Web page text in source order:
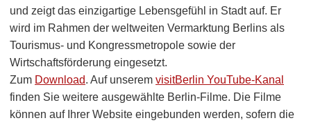
und zeigt das einzigartige Lebensgefühl in Stadt auf. Er
wird im Rahmen der weltweiten Vermarktung Berlins als
Tourismus- und Kongressmetropole sowie der
Wirtschaftsförderung eingesetzt.
Zum Download. Auf unserem visitBerlin YouTube-Kanal
finden Sie weitere ausgewählte Berlin-Filme. Die Filme
können auf Ihrer Website eingebunden werden, sofern die